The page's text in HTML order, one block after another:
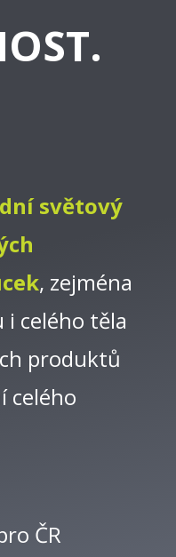
světový
, zejména
celého těla
produktů
celého
ČR